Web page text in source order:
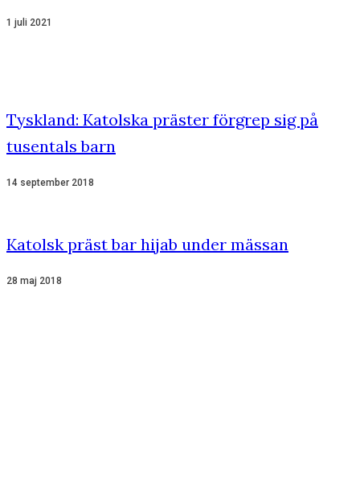
1 juli 2021
Tyskland: Katolska präster förgrep sig på
tusentals barn
14 september 2018
Katolsk präst bar hijab under mässan
28 maj 2018